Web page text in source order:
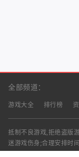
全部频道：
游戏大全 排行榜
抵制不良游戏,拒绝盗版
迷游戏伤身;合理安排时